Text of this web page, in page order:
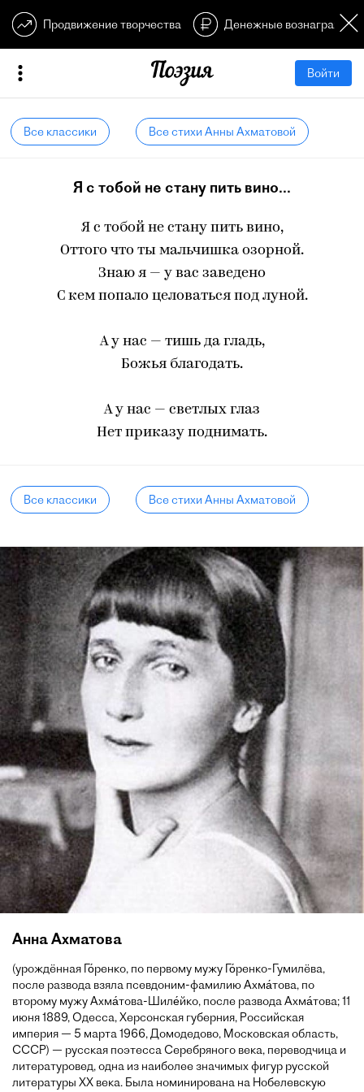
Продвижение творчества Денежные
Войти
Все классики Все стихи Анны Ахматовой
Я с тобой не стану пить вино...
Я с тобой не стану пить вино,
Оттого что ты мальчишка озорной.
Знаю я — у вас заведено
С кем попало целоваться под луной.
А у нас — тишь да гладь,
Божья благодать.
А у нас — светлых глаз
Нет приказу поднимать.
Все классики Все стихи Анны Ахматовой
Анна Ахматова
(урождённая Го́ренко, по первому мужу Го́ренко-Гумилёва,
после развода взяла псевдоним-фамилию Ахма́това, по
второму мужу Ахма́това-Шиле́йко, после развода Ахма́това; 11
июня 1889, Одесса, Херсонская губерния, Российская
империя — 5 марта 1966, Домодедово, Московская область,
СССР) — русская поэтесса Серебряного века, переводчица и
литературовед, одна из наиболее значимых фигур русской
литературы XX века. Была номинирована на Нобелевскую